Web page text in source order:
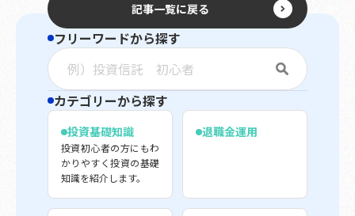
記事一覧に戻る
フリーワードから探す
カテゴリーから探す
投資基礎知識
投資初心者の方にもわ
かりやすく投資の基礎
知識を紹介します。
退職金運用